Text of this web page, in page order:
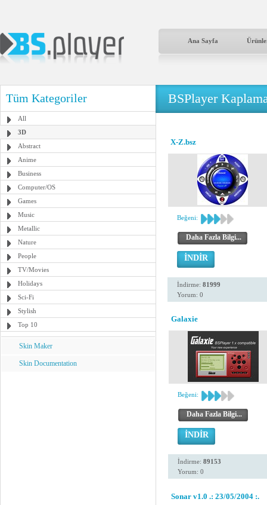
Ana Sayfa
Tüm Kategoriler
All
3D
Abstract
Anime
Business
Computer/OS
Games
Music
Metallic
Nature
People
TV/Movies
Holidays
Sci-Fi
Stylish
Top 10
Skin Maker
Skin Documentation
BSPlayer
X-Z.bsz
Beğeni:
Daha Fazla Bilgi...
İNDİR
İndirme: 81999
Yorum: 0
Galaxie
Beğeni:
Daha Fazla Bilgi...
İNDİR
İndirme: 89153
Yorum: 0
Sonar v1.0 .: 23/05/2004 :.